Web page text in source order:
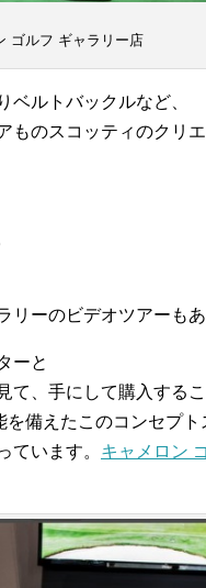
ゴルフ ギャラリー店
ベルトバックルなど、
ものスコッティのクリ
ーのビデオツアーもあ
ーと
、手にして購入するこ
備えたこのコンセプト
ています。 キャメロン